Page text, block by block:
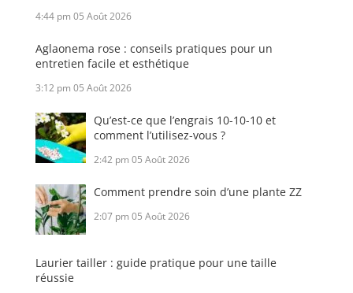
4:44 pm 05 Août 2026
Aglaonema rose : conseils pratiques pour un
entretien facile et esthétique
3:12 pm 05 Août 2026
Qu’est-ce que l’engrais 10-10-10 et
comment l’utilisez-vous ?
2:42 pm 05 Août 2026
Comment prendre soin d’une plante ZZ
2:07 pm 05 Août 2026
Laurier tailler : guide pratique pour une taille
réussie